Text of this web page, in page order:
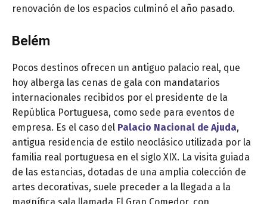
renovación de los espacios culminó el año pasado.
Belém
Pocos destinos ofrecen un antiguo palacio real, que
hoy alberga las cenas de gala con mandatarios
internacionales recibidos por el presidente de la
República Portuguesa, como sede para eventos de
empresa. Es el caso del Palacio Nacional de Ajuda,
antigua residencia de estilo neoclásico utilizada por la
familia real portuguesa en el siglo XIX. La visita guiada
de las estancias, dotadas de una amplia colección de
artes decorativas, suele preceder a la llegada a la